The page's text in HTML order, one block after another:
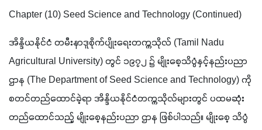
Chapter (10) Seed Science and Technology (Continued)
အိန္ဒိယနိုင်ငံ တမီးနာဒူစိုက်ပျိုးရေးတက္ကသိုလ် (Tamil Nadu
Agricultural University) တွင် ၁၉၇၂ ၌ မျိုးစေ့သိပ္ပံနှင့်နည်းပညာ
ဌာန (The Department of Seed Science and Technology) ကို
စတင်တည်ထောင်ခဲ့ရာ အိန္ဒိယနိုင်ငံတက္ကသိုလ်များတွင် ပထမဆုံး
တည်ထောင်သည့် မျိုးစေ့နည်းပညာ ဌာန ဖြစ်ပါသည်။ မျိုးစေ့ သိပ္ပံ